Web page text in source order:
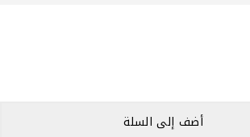
أضف إلى السلة